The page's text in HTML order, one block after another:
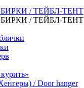
/ ТЕЙБЛ-ТЕНТ
/ ТЕЙБЛ-ТЕНТ
/ Door hanger